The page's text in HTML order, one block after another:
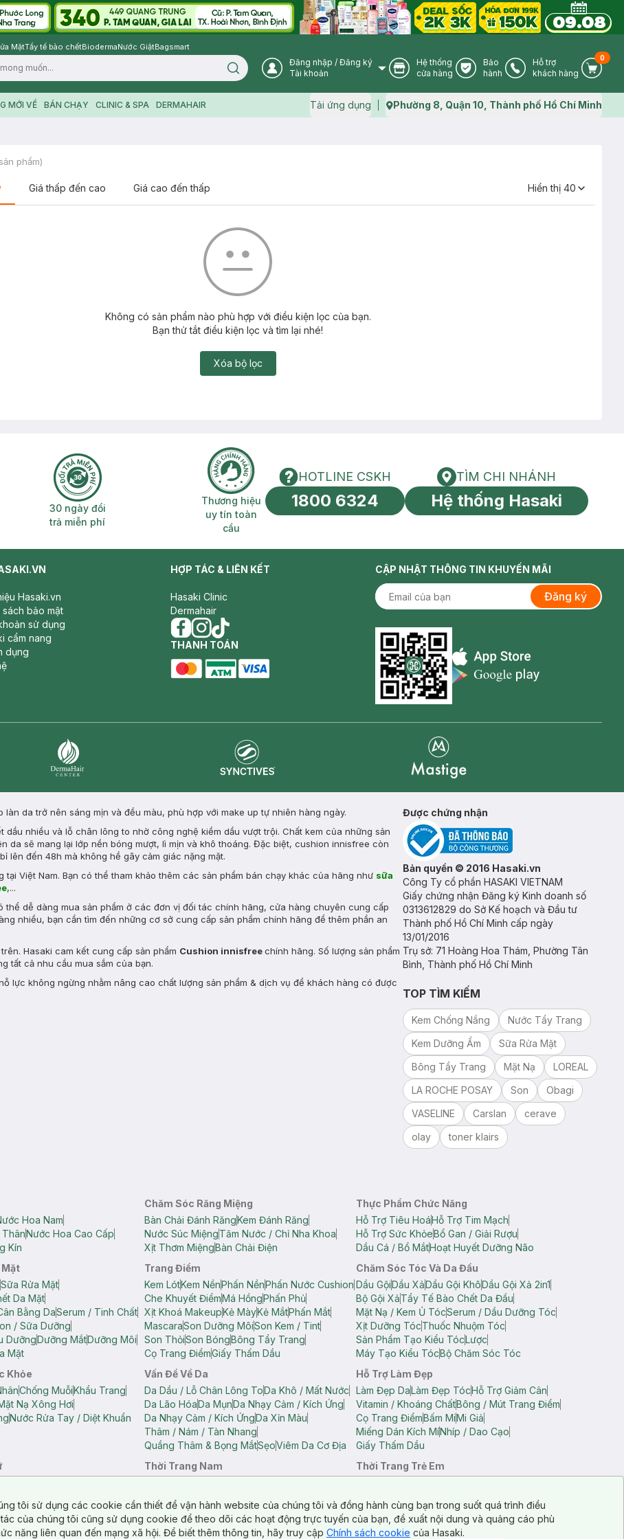
MặtTẩy tế bào chếtBiodermaNước GiặtBagsmart
Search icon User Icon
Đăng nhập / Đăng ký
Tài khoản
Store Icon
Hệ thống
cửa hàng
Warranty Icon
Bảo
hành
Phone Icon
Hỗ trợ
khách hàng
Cart
0
MỚI VỀ BÁN CHẠY CLINIC & SPA DERMAHAIR Tải ứng dụng Map icon
Phường 8, Quận 10, Thành phố Hồ Chí Minh
sản phẩm)
Giá thấp đến cao Giá cao đến thấp Hiển thị 40
Không có sản phẩm nào phù hợp với điều kiện lọc của bạn.
Bạn thử tắt điều kiện lọc và tìm lại nhé!
Xóa bộ lọc
phí 2H 30 ngày đổi trả miễn phí
30 ngày đổi
trả miễn phí
Thương hiệu uy tín toàn cầu
Thương hiệu
uy tín toàn
cầu
HOTLINE CSKH
HOTLINE CSKH
1800 6324
Tìm chi nhánh
TÌM CHI NHÁNH
Hệ thống Hasaki
Hasaki.vn
sách bảo mật
sử dụng
cẩm nang
dụng
HỢP TÁC & LIÊN KẾT
Hasaki Clinic
Dermahair
facebook
instagram
tiktok
THANH TOÁN
CẬP NHẬT THÔNG TIN KHUYẾN MÃI
Đăng ký
Appstore icon
da trở nên sáng mịn và đều màu, phù hợp với make up tự nhiên hàng ngày.
nhiều và lỗ chân lông to nhờ công nghệ kiềm dầu vượt trội. Chất kem của những sản
da sẽ mang lại lớp nền bóng mượt, lì mịn và khô thoáng. Đặc biệt, cushion innisfree còn
lên đến 48h mà không hề gây cảm giác nặng mặt.
Việt Nam. Bạn có thể tham khảo thêm các sản phẩm bán chạy khác của hãng như sữa
,...
thể dễ dàng mua sản phẩm ở các đơn vị đối tác chính hãng, cửa hàng chuyên cung cấp
nhiều, bạn cần tìm đến những cơ sở cung cấp sản phẩm chính hãng để thêm phần an
Hasaki cam kết cung cấp sản phẩm Cushion innisfreechính hãng. Số lượng sản phẩm
tất cả nhu cầu mua sắm của bạn.
lực không ngừng nhằm nâng cao chất lượng sản phẩm & dịch vụ để khách hàng có được
Được chứng nhận
Bản quyền © 2016 Hasaki.vn
Công Ty cổ phần HASAKI VIETNAM
Giấy chứng nhận Đăng ký Kinh doanh số
0313612829 do Sở Kế hoạch và Đầu tư
Thành phố Hồ Chí Minh cấp ngày
13/01/2016
Trụ sở: 71 Hoàng Hoa Thám, Phường Tân
Bình, Thành phố Hồ Chí Minh
TOP TÌM KIẾM
Kem Chống Nắng
Nước Tẩy Trang
Kem Dưỡng Ẩm
Sữa Rửa Mặt
Bông Tẩy Trang
Mặt Nạ
LOREAL
LA ROCHE POSAY
Son
Obagi
VASELINE
Carslan
cerave
olay
toner klairs
Hoa Nam
Nước Hoa Cao Cấp
Kín
Chăm Sóc Răng Miệng
Bàn Chải Đánh RăngKem Đánh Răng
Nước Súc MiệngTăm Nước / Chỉ Nha Khoa
Xịt Thơm MiệngBàn Chải Điện
Thực Phẩm Chức Năng
Hỗ Trợ Tiêu HoáHỗ Trợ Tim Mạch
Hỗ Trợ Sức KhỏeBổ Gan / Giải Rượu
Dầu Cá / Bổ MắtHoạt Huyết Dưỡng Não
Mặt
Sữa Rửa Mặt
Da Mặt
Bằng DaSerum / Tinh Chất
/ Sữa Dưỡng
DưỡngDưỡng MắtDưỡng Môi
Mặt
Trang Điểm
Kem LótKem NềnPhấn NềnPhấn Nước Cushion
Che Khuyết ĐiểmMá HồngPhấn Phủ
Xịt Khoá MakeupKẻ MàyKẻ MắtPhấn Mắt
MascaraSon Dưỡng MôiSon Kem / Tint
Son ThỏiSon BóngBông Tẩy Trang
Cọ Trang ĐiểmGiấy Thấm Dầu
Chăm Sóc Tóc Và Da Đầu
Dầu GộiDầu XảDầu Gội KhôDầu Gội Xả 2in1
Bộ Gội XảTẩy Tế Bào Chết Da Đầu
Mặt Nạ / Kem Ủ TócSerum / Dầu Dưỡng Tóc
Xịt Dưỡng TócThuốc Nhuộm Tóc
Sản Phẩm Tạo Kiểu TócLược
Máy Tạo Kiểu TócBộ Chăm Sóc Tóc
Khỏe
Chống MuỗiKhẩu Trang
Nạ Xông Hơi
Nước Rửa Tay / Diệt Khuẩn
Vấn Đề Về Da
Da Dầu / Lỗ Chân Lông ToDa Khô / Mất Nước
Da Lão HóaDa MụnDa Nhạy Cảm / Kích Ứng
Da Nhạy Cảm / Kích ỨngDa Xỉn Màu
Thâm / Nám / Tàn Nhang
Quầng Thâm & Bọng MắtSẹoViêm Da Cơ Địa
Hỗ Trợ Làm Đẹp
Làm Đẹp DaLàm Đẹp TócHỗ Trợ Giảm Cân
Vitamin / Khoáng ChấtBông / Mút Trang Điểm
Cọ Trang ĐiểmBấm MiMi Giả
Miếng Dán Kích MíNhíp / Dao Cạo
Giấy Thấm Dầu
Short Nữ
Thời Trang Nam
Thời Trang Trẻ Em
tôi sử dụng các cookie cần thiết để vận hành website của chúng tôi và đồng hành cùng bạn trong suốt quá trình điều
của chúng tôi cũng sử dụng cookie để theo dõi các hoạt động trực tuyến của bạn, đề xuất nội dung và quảng cáo phù
năng liên quan đến mạng xã hội. Để biết thêm thông tin, hãy truy cập Chính sách cookie của Hasaki.